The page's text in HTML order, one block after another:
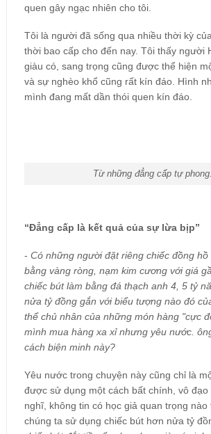
quen gây ngạc nhiên cho tôi.
Tôi là người đã sống qua nhiều thời kỳ
thời bao cấp cho đến nay. Tôi thấy người
giàu có, sang trọng cũng được thể hiện
và sự nghèo khổ cũng rất kín đáo. Hình
mình đang mất dần thói quen kín đáo.
Từ những đẳng cấp tự
“Đẳng cấp là kết quả của sự lừa bịp”
- Có những người đặt riêng chiếc đồng hồ
bằng vàng ròng, nạm kim cương với giá
chiếc bút làm bằng đá thạch anh 4, 5 tỷ
nửa tỷ đồng gắn với biểu tượng nào đó
thể chủ nhân của những món hàng "cực
mình mua hàng xa xỉ nhưng yêu nước.
cách biện minh này?
Yêu nước trong chuyện này cũng chỉ là
được sử dụng một cách bất chính, vô đạo
nghĩ, không tin có học giả quan trọng
chúng ta sử dụng chiếc bút hơn nửa tỷ